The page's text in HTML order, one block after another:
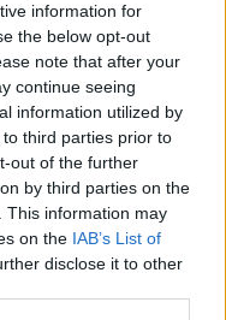
information for
the below opt-out
note that after your
continue seeing
information utilized by
third parties prior to
out of the further
by third parties on the
This information may
on the IAB’s List of
disclose it to other
al mese
nella
sito o